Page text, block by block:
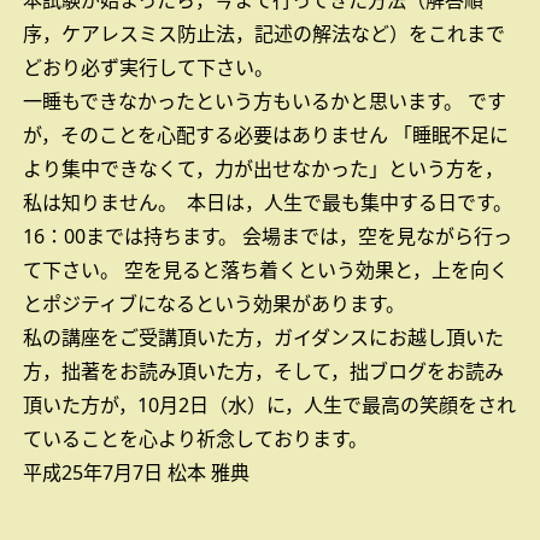
序，ケアレスミス防止法，記述の解法など）をこれまで
どおり必ず実行して下さい。
一睡もできなかったという方もいるかと思います。
です
が，そのことを心配する必要はありません 「睡眠不足に
より集中できなくて，力が出せなかった」という方を，
私は知りません。
本日は，人生で最も集中する日です。
16：00までは持ちます。
会場までは，空を見ながら行っ
て下さい。
空を見ると落ち着くという効果と，上を向く
とポジティブになるという効果があります。
私の講座をご受講頂いた方，ガイダンスにお越し頂いた
方，拙著をお読み頂いた方，そして，拙ブログをお読み
頂いた方が，10月2日（水）に，人生で最高の笑顔をされ
ていることを心より祈念しております。
平成25年7月7日 松本 雅典